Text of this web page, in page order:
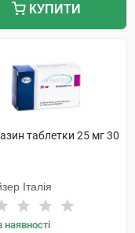
КУПИТИ
таблетки 25 мг 30
Італія
наявності